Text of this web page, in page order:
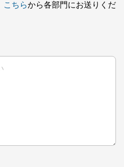
こちらから各部門にお送りくだ